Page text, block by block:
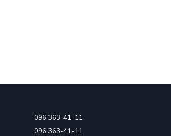
096 363-41-11
096 363-41-11